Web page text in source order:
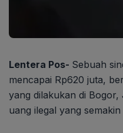
Lentera Pos- Sebuah
mencapai Rp620 juta,
yang dilakukan di
uang ilegal yang